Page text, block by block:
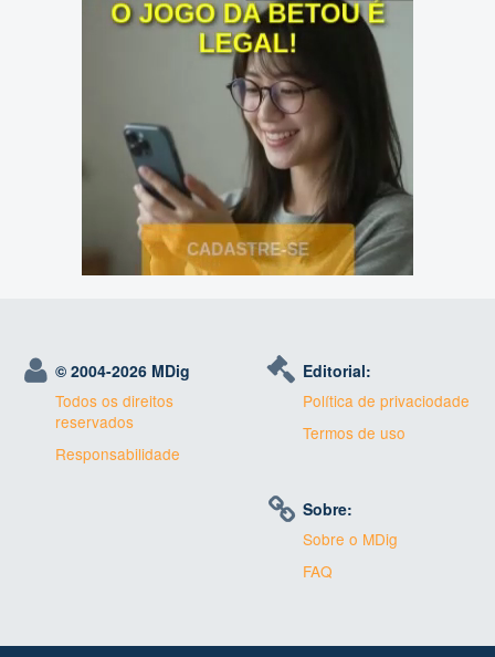
© 2004-2026 MDig
Todos os direitos
reservados
Responsabilidade
Editorial:
Política de privaciodade
Termos de uso
Sobre:
Sobre o MDig
FAQ